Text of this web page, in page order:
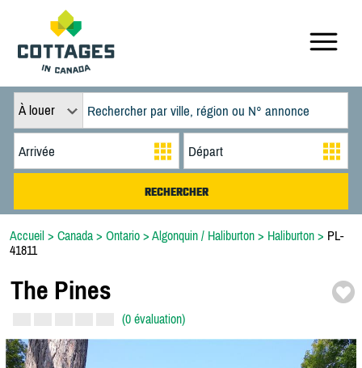
À louer
Accueil > Canada > Ontario > Algonquin / Haliburton > Haliburton > PL-
41811
The Pines
(0 évaluation)